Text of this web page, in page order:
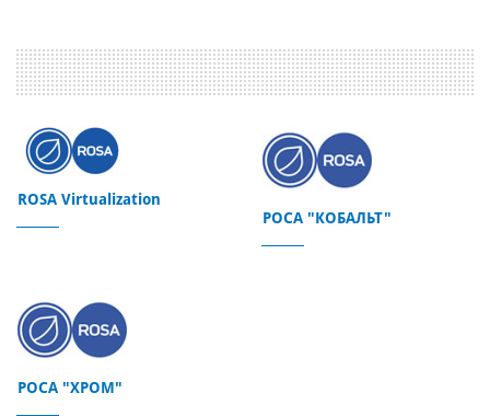
ROSA Virtualization
РОСА "КОБАЛЬТ"
РОСА "ХРОМ"